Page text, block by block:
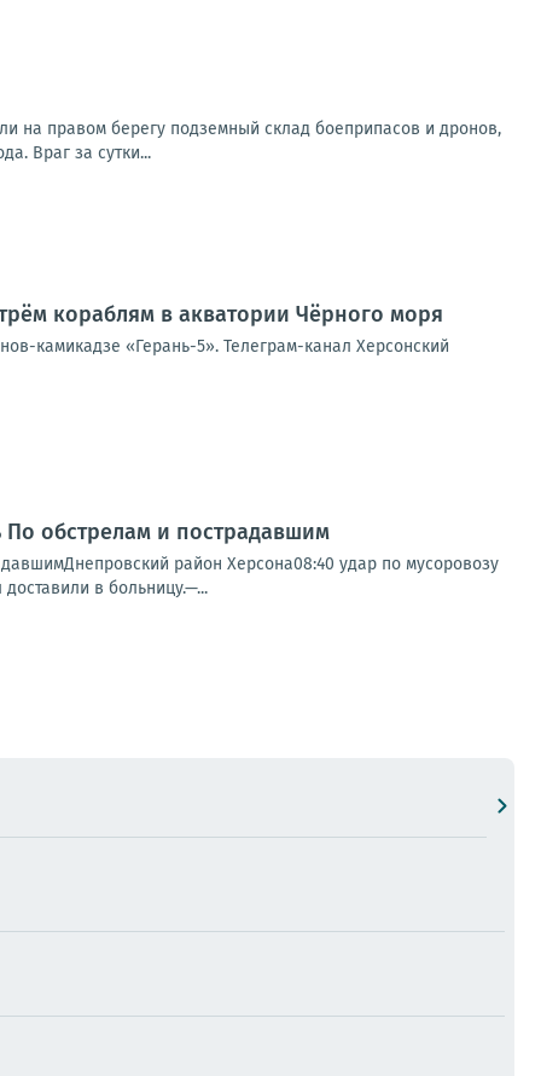
на правом берегу подземный склад боеприпасов и дронов,
Враг за сутки...
кораблям в акватории Чёрного моря
камикадзе «Герань-5». Телеграм-канал Херсонский
По обстрелам и пострадавшим
район Херсона08:40 удар по мусоровозу
в больницу.—...